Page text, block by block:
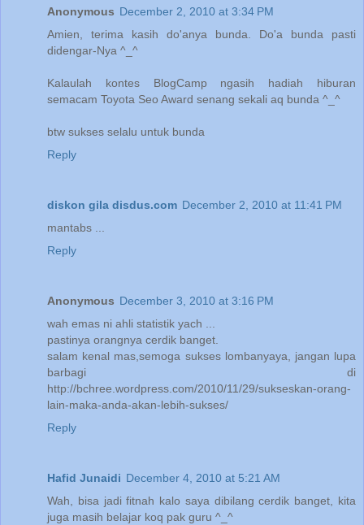
Anonymous December 2, 2010 at 3:34 PM
Amien, terima kasih do'anya bunda. Do'a bunda pasti
didengar-Nya ^_^
Kalaulah kontes BlogCamp ngasih hadiah hiburan
semacam Toyota Seo Award senang sekali aq bunda ^_^
btw sukses selalu untuk bunda
Reply
diskon gila disdus.com December 2, 2010 at 11:41 PM
mantabs ...
Reply
Anonymous December 3, 2010 at 3:16 PM
wah emas ni ahli statistik yach ...
pastinya orangnya cerdik banget.
salam kenal mas,semoga sukses lombanyaya, jangan lupa
barbagi di
http://bchree.wordpress.com/2010/11/29/sukseskan-orang-
lain-maka-anda-akan-lebih-sukses/
Reply
Hafid Junaidi December 4, 2010 at 5:21 AM
Wah, bisa jadi fitnah kalo saya dibilang cerdik banget, kita
juga masih belajar koq pak guru ^_^